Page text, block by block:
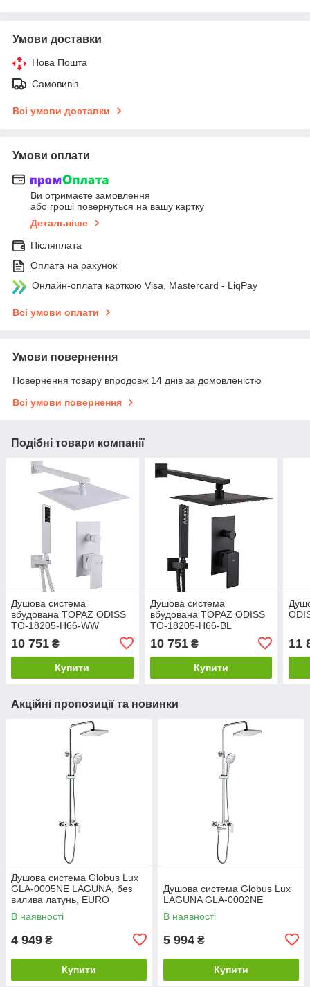
Умови доставки
Нова Пошта
Самовивіз
Всі умови доставки
Умови оплати
Ви отримаєте замовлення
або гроші повернуться на вашу картку
Детальніше
Післяплата
Оплата на рахунок
Онлайн-оплата карткою Visa, Mastercard - LiqPay
Всі умови оплати
Умови повернення
Повернення товару впродовж 14 днів за домовленістю
Всі умови повернення
Подібні товари компанії
Душова система
вбудована TOPAZ ODISS
TO-18205-H66-WW
10 751 ₴
Купити
Душова система
вбудована TOPAZ ODISS
TO-18205-H66-BL
10 751₴
Купити
11
Акційні пропозиції та новинки
Душова система Globus Lux
GLA-0005NE LAGUNA, без
вилива латунь, EURO
В наявності
4 949 ₴
Купити
Душова система Globus Lux
LAGUNA GLA-0002NE
В наявності
5 994 ₴
Купити